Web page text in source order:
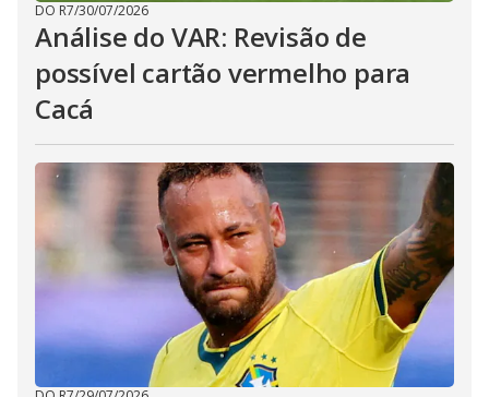
DO R7/30/07/2026
Análise do VAR: Revisão de
possível cartão vermelho para
Cacá